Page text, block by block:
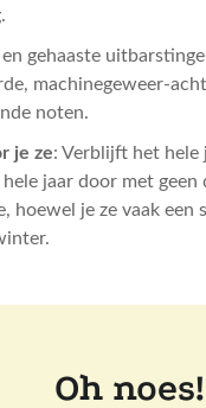
en gehaaste
machinegeweer-
noten.
je ze: Verblijft het hele
jaar door met geen
hoewel je ze vaak